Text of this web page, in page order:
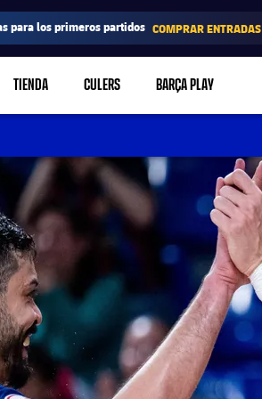
para los primeros partidos COMPRAR ENTRADAS
TIENDA CULERS BARÇA PLAY